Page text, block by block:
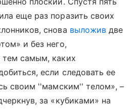
еще раз поразить своих
снова выложивдве
и без него,
тем самым, каких
если следовать ее
своим ''мамским'' телом», –
за «кубиками» на